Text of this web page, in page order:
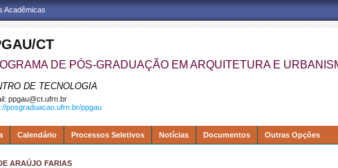
Acadêmicas
CT
DE PÓS-GRADUAÇÃO EM ARQUITETURA E
DE TECNOLOGIA
ppgau@ct.ufrn.br
posgraduacao.ufrn.br/ppgau
Calendário Processos Seletivos Notícias Documentos Outras Opções
ARAÚJO FARIAS